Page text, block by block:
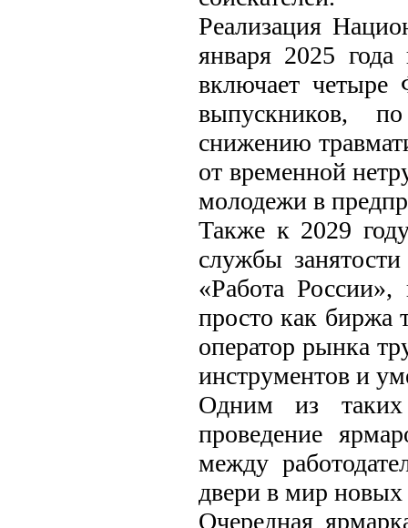
Реализация
января 2025
включает четыре
выпускников,
снижению
от временной
молодежи в
Также к 2029
службы
«Работа
просто как биржа
оператор рынка
инструментов и
Одним из таких
проведение
между
двери в мир
Очередная